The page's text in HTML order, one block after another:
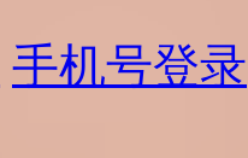
手机号登录